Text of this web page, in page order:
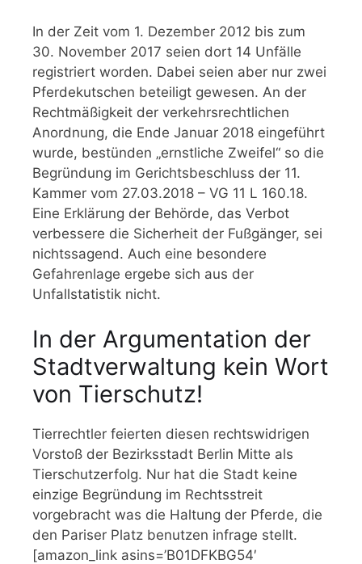
In der Zeit vom 1. Dezember 2012 bis zum
30. November 2017 seien dort 14 Unfälle
registriert worden. Dabei seien aber nur zwei
Pferdekutschen beteiligt gewesen. An der
Rechtmäßigkeit der verkehrsrechtlichen
Anordnung, die Ende Januar 2018 eingeführt
wurde, bestünden „ernstliche Zweifel“ so die
Begründung im Gerichtsbeschluss der 11.
Kammer vom 27.03.2018 – VG 11 L 160.18.
Eine Erklärung der Behörde, das Verbot
verbessere die Sicherheit der Fußgänger, sei
nichtssagend. Auch eine besondere
Gefahrenlage ergebe sich aus der
Unfallstatistik nicht.
In der Argumentation der
Stadtverwaltung kein Wort
von Tierschutz!
Tierrechtler feierten diesen rechtswidrigen
Vorstoß der Bezirksstadt Berlin Mitte als
Tierschutzerfolg. Nur hat die Stadt keine
einzige Begründung im Rechtsstreit
vorgebracht was die Haltung der Pferde, die
den Pariser Platz benutzen infrage stellt.
[amazon_link asins=’B01DFKBG54′